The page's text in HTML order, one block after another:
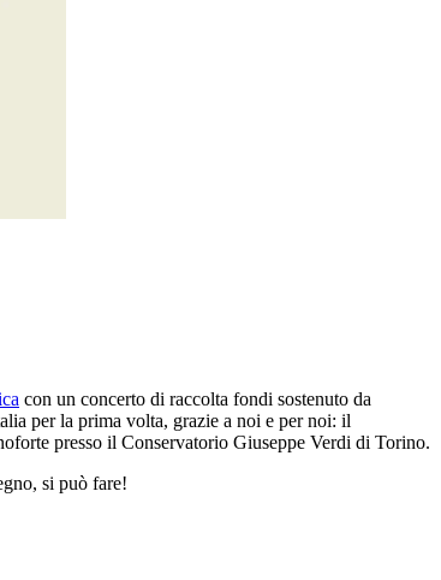
con un concerto di raccolta fondi sostenuto da
per la prima volta, grazie a noi e per noi: il
presso il Conservatorio Giuseppe Verdi di Torino.
si può fare!